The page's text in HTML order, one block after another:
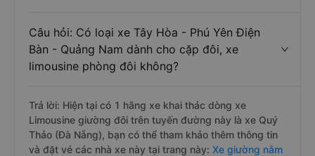
Câu hỏi: Có loại xe Tây Hòa - Phú Yên Điện
Bàn - Quảng Nam dành cho cặp đôi, xe
limousine phòng đôi không?
Trả lời: Hiện tại có 1 hãng xe khai thác dòng xe
Limousine giường đôi trên tuyến đường này là xe Quý
Thảo (Đà Nẵng), bạn có thể tham khảo thêm thông tin
và đặt vé các nhà xe này tại trang này: Xe giường nằm